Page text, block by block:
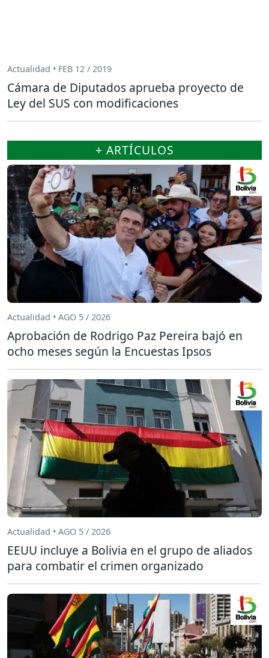
Actualidad • FEB 12 / 2019
Cámara de Diputados aprueba proyecto de
Ley del SUS con modificaciones
+ ARTÍCULOS
Actualidad • AGO 5 / 2026
Aprobación de Rodrigo Paz Pereira bajó en
ocho meses según la Encuestas Ipsos
Actualidad • AGO 5 / 2026
EEUU incluye a Bolivia en el grupo de aliados
para combatir el crimen organizado